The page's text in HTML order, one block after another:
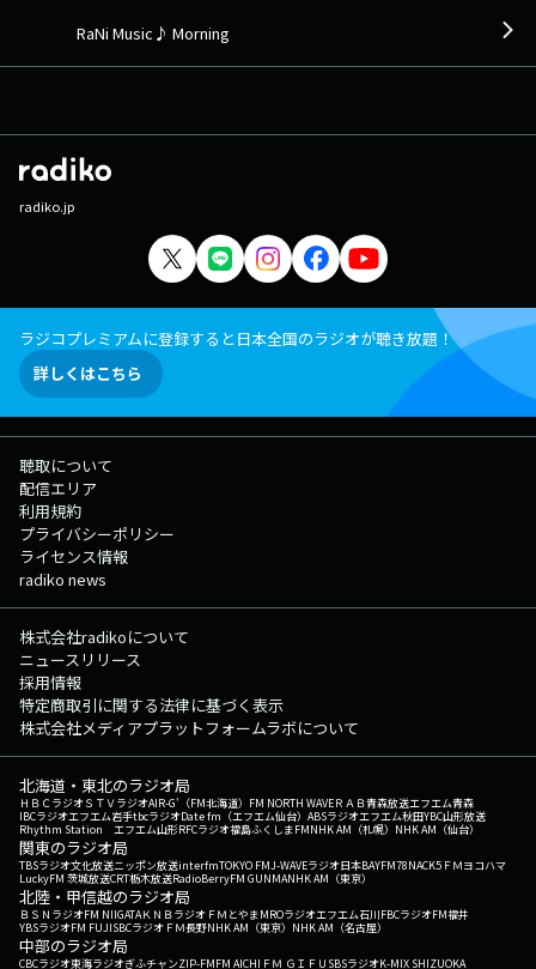
Songs/Lukas Graham (2020年) 9:52 ラッキーアイラブユー/AI (2026年)
Miles/Vanessa Carlton (2002年) 10:23 For the moment/Every Little
Henshaw (2025年) 10:38 Night Diver/三浦春馬 (2020年) 10:41 Be My
Eyes/Pentatonix (2020年) 10:44 Opalite/Taylor Swift (2025年) 10:49
lulu./Mrs. GREEN APPLE (2026年) 10:53 Might As Well Dance/Jason Mraz
(2018年) 10:57 KISSして/KOH+ (2007年) 11:01 Told You So/Little Mix
(2018年) 11:04 零-zero-/tuki. (2026年) 11:09 Everyday Is A Winding
Road/Sheryl Crow (1996年) 11:13 いらない/サカナクション (2026年)
11:17 Real Love/Jody Watley (1989年) 11:21 ff/HOUND DOG (1985年)
11:26 desire/bixby (2024年) 11:29 BADモード/宇多田ヒカル (2022年)
11:34 Clocks/Coldplay (2002年) 11:38 Cherry Bomb/Circa Waves (2025
年) 11:41 エジソン/水曜日のカンパネラ (2022年) 11:44 I Feel It Coming
feat. Daft Punk/The Weeknd (2016年) 11:49 The Boyz/MONKEY MAJIK
(2025年) 11:52 Where The Light Gets In/Primal Scream (2016年) 11:56
キミを忘れないよ/大原櫻子 (2015年) （洋楽：53% 邦楽：
47%） この日の最初のRaNi Music♪へ 次の時間のRaNi
Music♪へ その他の楽曲情報はこちらへ
RaNi Music♪ Morning
radiko.jp
ラジコプレミアムに登録すると日本全国のラジオが聴き放題！
詳しくはこちら
聴取について
配信エリア
利用規約
プライバシーポリシー
ライセンス情報
radiko news
株式会社radikoについて
ニュースリリース
採用情報
特定商取引に関する法律に基づく表示
株式会社メディアプラットフォームラボについて
北海道・東北のラジオ局
ＨＢＣラジオＳＴＶラジオAIR-G'（FM北海道） FM NORTH WAVEＲＡＢ青森放送エフエム青森
IBCラジオエフエム岩手tbcラジオDate fm（エフエム仙台） ABSラジオエフエム秋田YBC山形放送
Rhythm Station エフエム山形RFCラジオ福島ふくしまFMNHK AM（札幌） NHK AM（仙台）
関東のラジオ局
TBSラジオ文化放送ニッポン放送interfmTOKYO FMJ-WAVEラジオ日本BAYFM78NACK5 ＦＭヨコハマ
LuckyFM 茨城放送CRT栃木放送RadioBerryFM GUNMANHK AM（東京）
北陸・甲信越のラジオ局
ＢＳＮラジオFM NIIGATAＫＮＢラジオ ＦＭとやまMROラジオエフエム石川FBCラジオFM福井
YBSラジオFM FUJISBCラジオ ＦＭ長野NHK AM（東京） NHK AM（名古屋）
中部のラジオ局
CBCラジオ東海ラジオぎふチャンZIP-FMFM AICHI ＦＭ ＧＩＦＵ SBSラジオK-MIX SHIZUOKA